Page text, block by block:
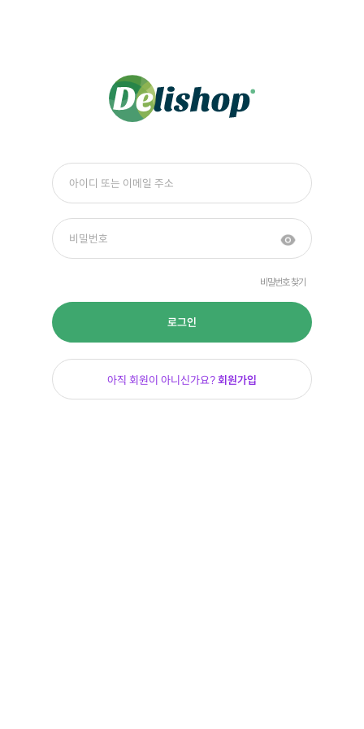
비밀번호 찾기
로그인
아직 회원이 아니신가요?회원가입